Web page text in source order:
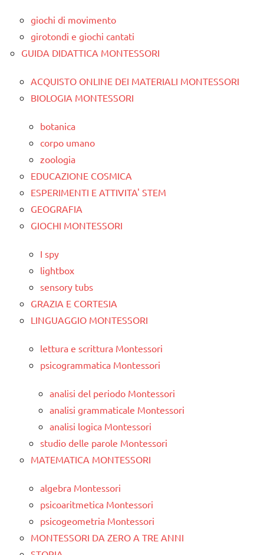
giochi di movimento
girotondi e giochi cantati
GUIDA DIDATTICA MONTESSORI
ACQUISTO ONLINE DEI MATERIALI MONTESSORI
BIOLOGIA MONTESSORI
botanica
corpo umano
zoologia
EDUCAZIONE COSMICA
ESPERIMENTI E ATTIVITA' STEM
GEOGRAFIA
GIOCHI MONTESSORI
I spy
lightbox
sensory tubs
GRAZIA E CORTESIA
LINGUAGGIO MONTESSORI
lettura e scrittura Montessori
psicogrammatica Montessori
analisi del periodo Montessori
analisi grammaticale Montessori
analisi logica Montessori
studio delle parole Montessori
MATEMATICA MONTESSORI
algebra Montessori
psicoaritmetica Montessori
psicogeometria Montessori
MONTESSORI DA ZERO A TRE ANNI